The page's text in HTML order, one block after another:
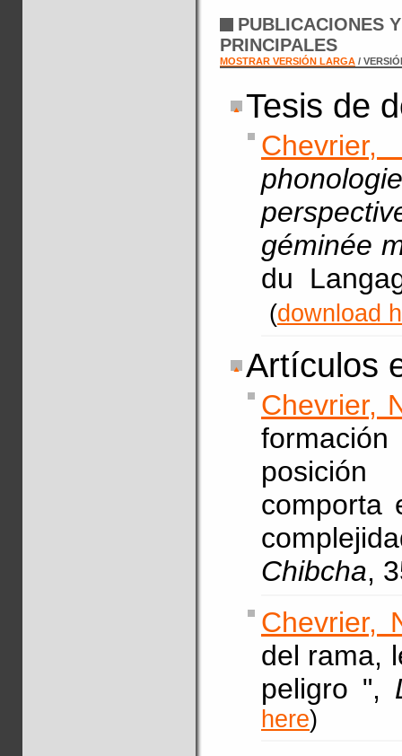
PUBLICACIONES
PRINCIPALES
MOSTRAR VERSIÓN LARGA /
Tesis de
Chevrier,
géminée
du
(download
Artículos
Chevrier,
comporta
Chibcha,
Chevrier,
del rama,
peligro ",
here)